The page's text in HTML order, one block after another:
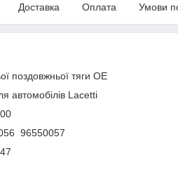
Доставка Оплата Умови
поздовжньої тяги OE
автомобілів Lacetti
96550057